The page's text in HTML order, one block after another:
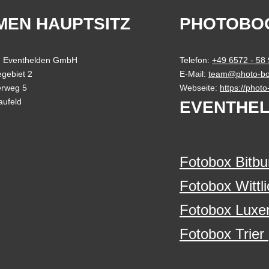
HAUPTSITZ
Eventhelden GmbH
2
5
Telefon: +49 6572 - 58
E-Mail: team@photo-
Webseite: https://
Fotobox
Fotobox
Fotobox
Fotobox Trier